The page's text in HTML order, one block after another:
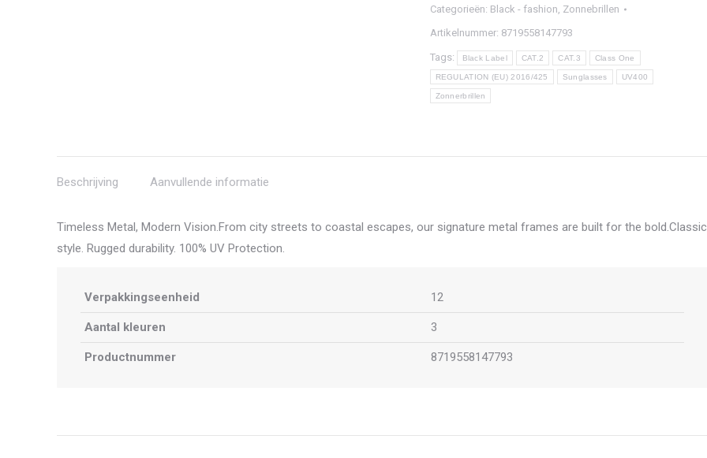
Categorieën: Black - fashion, Zonnebrillen
Artikelnummer: 8719558147793
Tags: Black Label CAT.2 CAT.3 Class One
REGULATION (EU) 2016/425 Sunglasses UV400
Zonnerbrillen
Beschrijving Aanvullende informatie
Timeless Metal, Modern Vision.From city streets to coastal escapes, our signature metal frames are built for the bold.Classic
style. Rugged durability. 100% UV Protection.
Verpakkingseenheid 12
Aantal kleuren 3
Productnummer 8719558147793